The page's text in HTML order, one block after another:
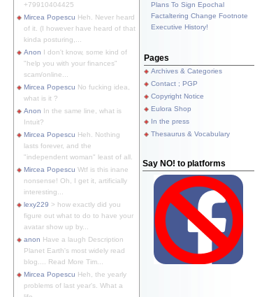
+79910404425
Mircea Popescu Heh. Never heard
of it. (I however have heard of that
kinda posturing,...
Anon I don't know, some kind of
"help you with your finances"
scam/online...
Mircea Popescu No fucking idea,
what is it ?
Anon In the same line, what is
Intuit?
Mircea Popescu Heh. Nothing
lasts forever, and the
"independent woman" least of all.
Mircea Popescu Wtf is this inane
nonsense! Oh, I get it, artificially
interesting...
lexy229 > how exactly did you
figure out what to do to have your
avatar show up by...
anon Have a laugh Description
Planet Earth's most widely read
blog.... Read More Tim...
Mircea Popescu Heh, the yearly
problems of last year's. What a
Plans To Sign Epochal
Factaltering Change Footnote
Executive History!
Pages
Archives & Categories
Contact ; PGP
Copyright Notice
Eulora Shop
In the press
Thesaurus & Vocabulary
Say NO! to platforms